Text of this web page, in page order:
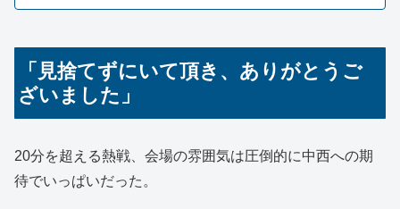
「見捨てずにいて頂き、ありがとうご
ざいました」
20分を超える熱戦、会場の雰囲気は圧倒的に中西への期
待でいっぱいだった。